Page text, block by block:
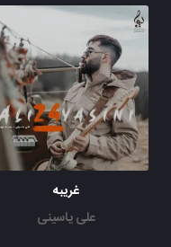
غریبه
علی یاسینی